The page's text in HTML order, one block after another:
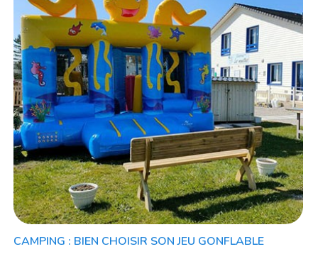
CAMPING : BIEN CHOISIR SON JEU GONFLABLE